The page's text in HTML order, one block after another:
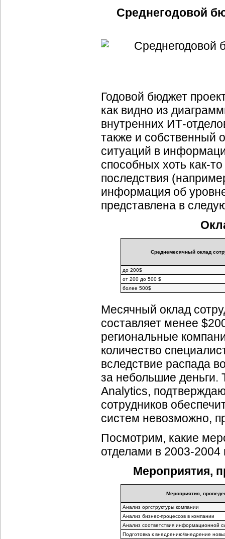
Среднегодовой
Годовой бюджет
как видно из
внутренних ИТ-
также и собственный
ситуаций в
способных хоть как-
последствия
информация об
представлена в
Среднемесячный оклад
до 200$
от 200 до 500 $
более 500$
Месячный оклад
составляет менее
региональные
количество
вследствие распада
за небольшие
Analytics,
сотрудников
систем невозможно,
Посмотрим, какие
отделами в 2003-2004
Мероприятия,
Мероприятия,
Анализ оргструктуры компании
Анализ бизнес-процессов в компании
Анализ соответствия информационной
Подготовка к внедрению/внедрение